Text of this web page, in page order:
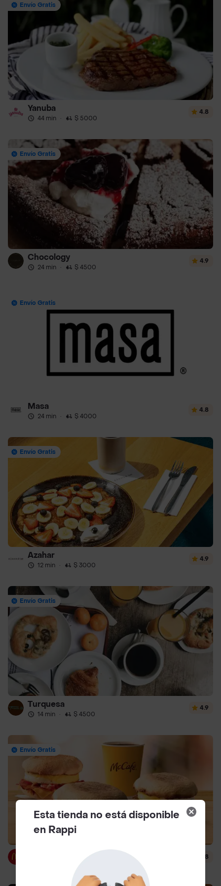
Envío Gratis
Yanuba
44 min · $ 5000
4.8
Envío Gratis
Chocology
24 min · $ 4500
4.9
Envío Gratis
Masa
24 min · $ 4000
4.8
Envío Gratis
Azahar
12 min · $ 3000
4.9
Envío Gratis
Turquesa
14 min · $ 4500
4.9
Envío Gratis
$ 3000
4.8
Esta tienda no está disponible
en Rappi